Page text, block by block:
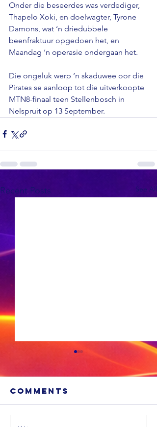
Onder die beseerdes was verdediger,
Thapelo Xoki, en doelwagter, Tyrone
Damons, wat ‘n driedubbele
beenfraktuur opgedoen het, en
Maandag ‘n operasie ondergaan het.
Die ongeluk werp ‘n skaduwee oor die
Pirates se aanloop tot die uitverkoopte
MTN8-finaal teen Stellenbosch in
Nelspruit op 13 September.
Recent Posts See All
Comments